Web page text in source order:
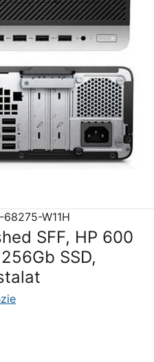
W11H
SFF, HP 600
SSD,